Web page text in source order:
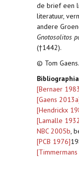
de brief een
literatuur,
andere
Gnotosolitos
(†1442).
© Tom Gaens.
Bibliographia
[Bernaer
[Gaens
[Hendrickx
[Lamalle
NBC 2005b,
[PCB 1976]